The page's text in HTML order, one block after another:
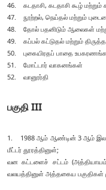
46. கடதாசி, கடதாசி கூழ்
47. நூற்றல், நெய்தல் மற்றும்
48. தோல் பதனிடும் ஆலைகள்
49. கப்பல் கட்டுதல் மற்றும்
50. புகையிரதப் பாதை
51. மோட்டார் வாகனங்கள்
52. வானூர்தி
பகுதி III
1. 1988 ஆம் ஆண்டின் 3 ஆம் இலக்க
மீட்டர் தூரத்தினுள்;
வன கட்டளைச் சட்டம்
வலயத்தினுள் அத்தகைய பகுதிகள்